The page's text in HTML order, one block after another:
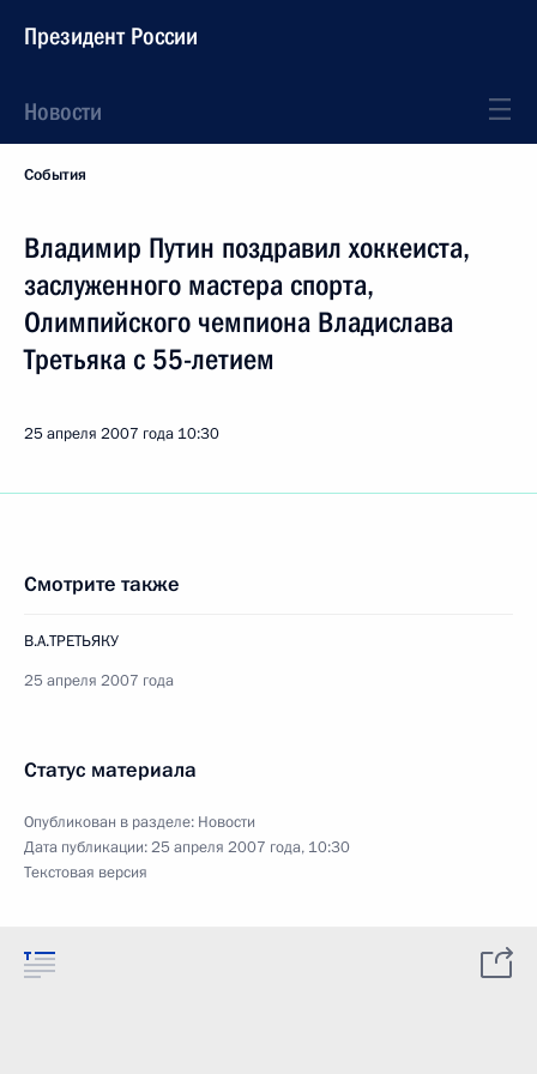
Президент России
Новости
События
Владимир Путин поздравил хоккеиста,
заслуженного мастера спорта,
Олимпийского чемпиона Владислава
Третьяка с 55-летием
25 апреля 2007 года 10:30
Смотрите также
В.А.ТРЕТЬЯКУ
25 апреля 2007 года
Статус материала
Опубликован в разделе: Новости
Дата публикации:25 апреля 2007 года, 10:30
Текстовая версия